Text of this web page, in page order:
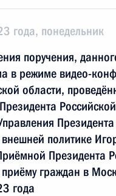
года, понедельник
поручения,
в режиме видео-
области,
политике
Президента
граждан в
года